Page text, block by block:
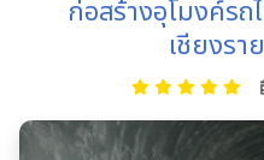
ก่อสร้างอุโมงค์ร
เชียงรา